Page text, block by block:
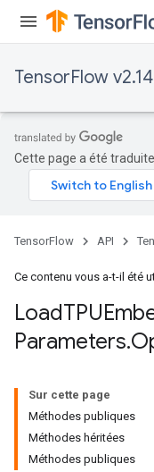
TensorFlow
Cette page a été
TensorFlow API
Ce contenu vous a-t-il été
Load
Parameters.
Sur cette page
Méthodes publiques
Méthodes héritées
Méthodes publiques